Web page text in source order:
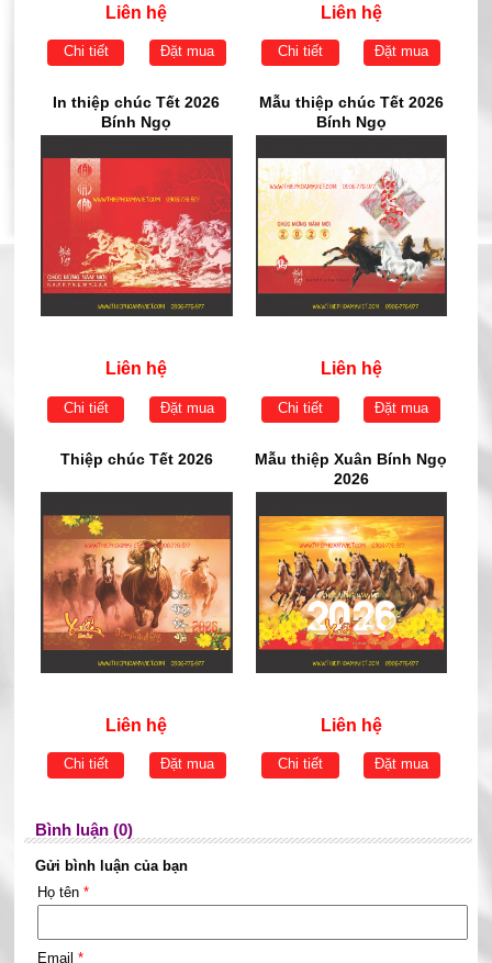
Liên hệ
Chi tiết Đặt mua
Liên hệ
Chi tiết Đặt mua
In thiệp chúc Tết 2026
Bính Ngọ
Liên hệ
Chi tiết Đặt mua
Mẫu thiệp chúc Tết 2026
Bính Ngọ
Liên hệ
Chi tiết Đặt mua
Thiệp chúc Tết 2026
Liên hệ
Chi tiết Đặt mua
Mẫu thiệp Xuân Bính Ngọ
2026
Liên hệ
Chi tiết Đặt mua
Bình luận (0)
Gửi bình luận của bạn
Họ tên *
Email *